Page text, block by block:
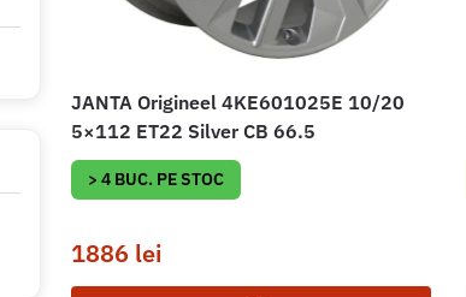
JANTA Origineel 4KE601025E 10/20
5×112 ET22 Silver CB 66.5
> 4 BUC. PE STOC
1886 lei